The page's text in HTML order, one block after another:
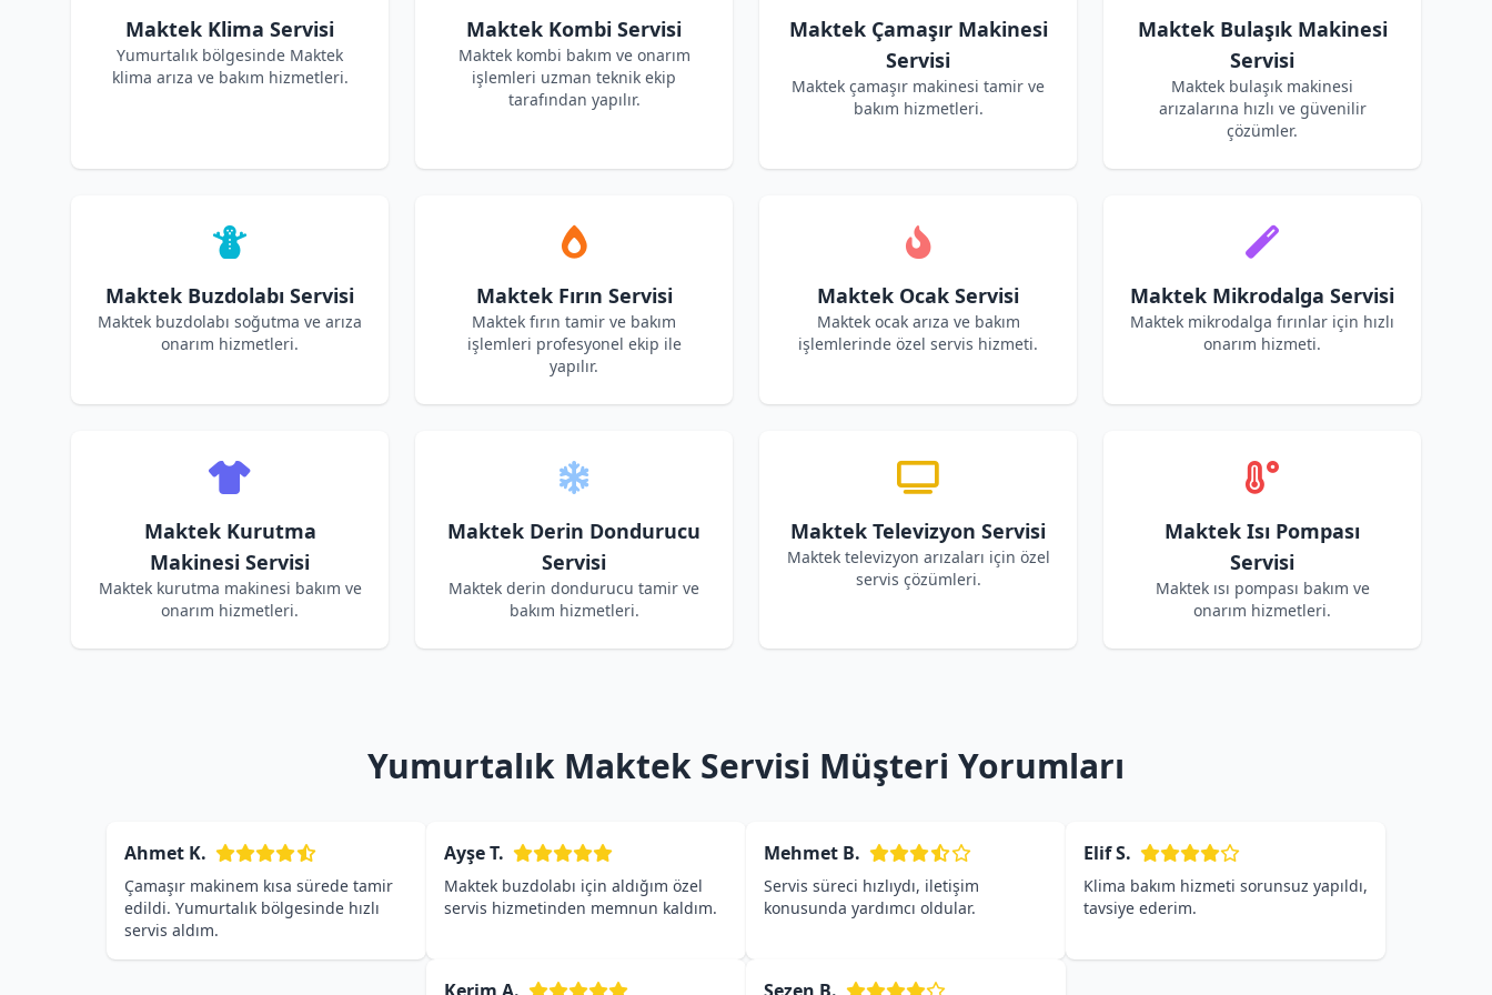
Maktek Klima Servisi
Yumurtalık bölgesinde Maktek
klima arıza ve bakım hizmetleri.
Maktek Kombi Servisi
Maktek kombi bakım ve onarım
işlemleri uzman teknik ekip
tarafından yapılır.
Maktek Çamaşır Makinesi
Servisi
Maktek çamaşır makinesi tamir ve
bakım hizmetleri.
Maktek Bulaşık Makinesi
Servisi
Maktek bulaşık makinesi
arızalarına hızlı ve güvenilir
çözümler.
Maktek Buzdolabı Servisi
Maktek buzdolabı soğutma ve arıza
onarım hizmetleri.
Maktek Fırın Servisi
Maktek fırın tamir ve bakım
işlemleri profesyonel ekip ile
yapılır.
Maktek Ocak Servisi
Maktek ocak arıza ve bakım
işlemlerinde özel servis hizmeti.
Maktek Mikrodalga Servisi
Maktek mikrodalga fırınlar için hızlı
onarım hizmeti.
Maktek Kurutma
Makinesi Servisi
Maktek kurutma makinesi bakım ve
onarım hizmetleri.
Maktek Derin Dondurucu
Servisi
Maktek derin dondurucu tamir ve
bakım hizmetleri.
Maktek Televizyon Servisi
Maktek televizyon arızaları için özel
servis çözümleri.
Maktek Isı Pompası
Servisi
Maktek ısı pompası bakım ve
onarım hizmetleri.
Yumurtalık Maktek Servisi Müşteri Yorumları
Ahmet K.
Çamaşır makinem kısa sürede tamir
edildi. Yumurtalık bölgesinde hızlı
servis aldım.
Ayşe T.
Maktek buzdolabı için aldığım özel
servis hizmetinden memnun kaldım.
Mehmet B.
Servis süreci hızlıydı, iletişim
konusunda yardımcı oldular.
Elif S.
Klima bakım hizmeti sorunsuz yapıldı,
tavsiye ederim.